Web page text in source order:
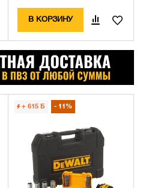
В КОРЗИНУ
+ 615 Б 11%